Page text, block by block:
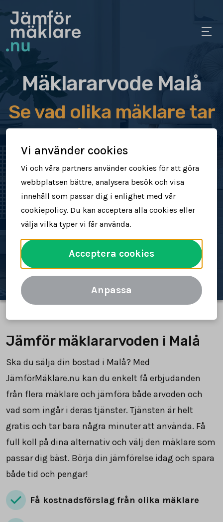
Mäklararvode Malå
Se vad olika mäklare tar
i arvode
Jämför mäklararvoden
Se vad mäklare tar för att sälja din
bostad
Spara tid och pengar
Jämför mäklararvoden
Jämför mäklararvoden i Malå
Ska du sälja din bostad i Malå? Med
JämförMäklare.nu kan du enkelt få erbjudanden
från flera mäklare och jämföra både arvoden och
vad som ingår i deras tjänster. Tjänsten är helt
gratis och tar bara några minuter att använda. Få
full koll på dina alternativ och välj den mäklare som
passar dig bäst. Börja din jämförelse idag och spara
både tid och pengar!
Få kostnadsförslag från olika mäklare
Vi använder cookies
Vi och våra partners använder cookies för att göra
webbplatsen bättre, analysera besök och visa
innehåll som passar dig i enlighet med vår
cookiepolicy. Du kan acceptera alla cookies eller
välja vilka typer vi får använda.
Acceptera cookies
Anpassa